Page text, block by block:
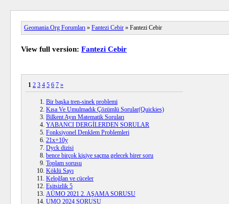
Geomania.Org Forumları » Fantezi Cebir » Fantezi Cebir
View full version: Fantezi Cebir
1 2 3 4 5 6 7 »
Bir başka tren-sinek problemi
Kısa Ve Umulmadık Çözümlü Sorular(Quickies)
Bilkent Ayın Matematik Soruları
YABANCI DERGİLERDEN SORULAR
Fonksiyonel Denklem Problemleri
21x+10y
Dyck dizisi
bence birçok kişiye saçma gelecek birer soru
Toplam sorusu
Köklü Sayı
Keloğlan ve cüceler
Eşitsizlik 5
AÜMO 2021 2. AŞAMA SORUSU
UMO 2024 SORUSU